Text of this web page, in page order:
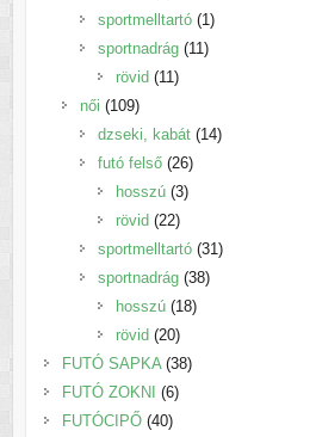
termék
sportmelltartó 1 1
termék
sportnadrág 11 11
rövid 11 11
női 109109
termék
dzseki, kabát 1414
futó felső 2626
termék
hosszú 33
rövid 2222
termék
sportmelltartó 31 31
sportnadrág 3838
hosszú 1818
rövid 2020
termék
FUTÓ SAPKA 3838
FUTÓ ZOKNI 66
termék
FUTÓCIPŐ 4040